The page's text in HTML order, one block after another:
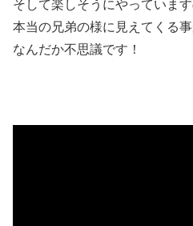
そして楽しそうにやっています
本当の兄弟の様に見えてくる
なんだか不思議です！